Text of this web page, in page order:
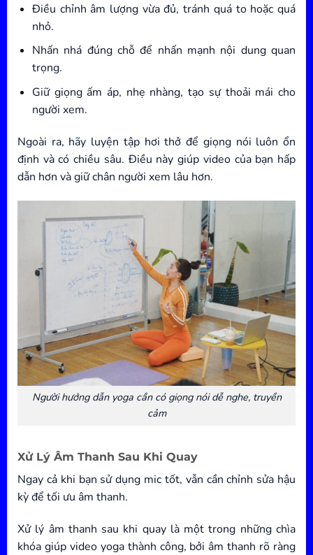
Điều chỉnh âm lượng vừa đủ, tránh quá to hoặc quá
nhỏ.
Nhấn nhá đúng chỗ để nhấn mạnh nội dung quan
trọng.
Giữ giọng ấm áp, nhẹ nhàng, tạo sự thoải mái cho
người xem.
Ngoài ra, hãy luyện tập hơi thở để giọng nói luôn ổn
định và có chiều sâu. Điều này giúp video của bạn hấp
dẫn hơn và giữ chân người xem lâu hơn.
Người hướng dẫn yoga cần có giọng nói dễ nghe, truyền
cảm
Xử Lý Âm Thanh Sau Khi Quay
Ngay cả khi bạn sử dụng mic tốt, vẫn cần chỉnh sửa hậu
kỳ để tối ưu âm thanh.
Xử lý âm thanh sau khi quay là một trong những chìa
khóa giúp video yoga thành công, bởi âm thanh rõ ràng